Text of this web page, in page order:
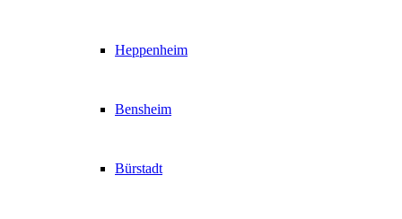
Heppenheim
Bensheim
Bürstadt